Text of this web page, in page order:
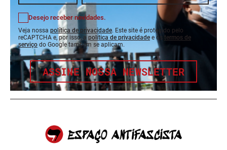
Desejo receber novidades.
Veja nossa política de privacidade. Este site é protegido pelo
reCAPTCHA e, por isso, a política de privacidade e os termos de
serviço do Google também se aplicam.
ASSINE NOSSA NEWSLETTER